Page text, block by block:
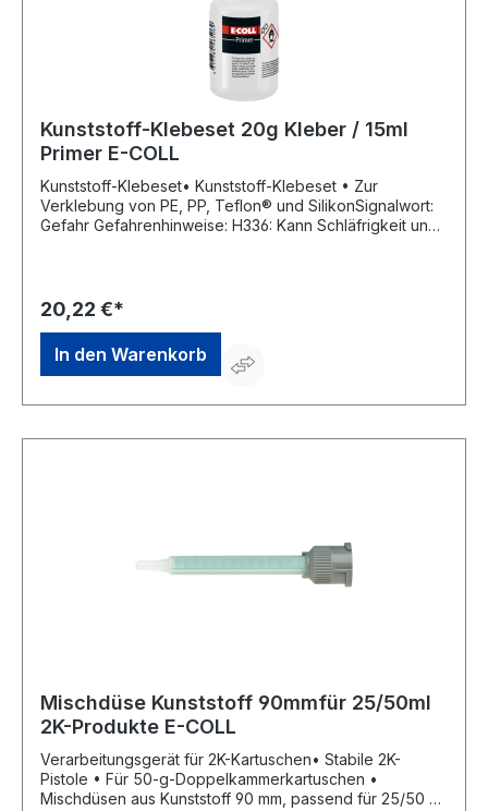
Deutscher Eisenhändler GmbH, EDE Platz 1, 42389
Wuppertal, DE, +4920260960, webkontakt@ede.de
Kunststoff-Klebeset 20g Kleber / 15ml
Primer E-COLL
Kunststoff-Klebeset• Kunststoff-Klebeset • Zur
Verklebung von PE, PP, Teflon® und SilikonSignalwort:
Gefahr Gefahrenhinweise: H336: Kann Schläfrigkeit und
und Dampf leicht entzündbar;H410: Sehr giftig für
Wasserorganismen mit langfristiger WirkungHersteller:
Einkaufsbüro Deutscher Eisenhändler GmbH, EDE Platz 1,
42389 Wuppertal, DE, +4920260960,
webkontakt@ede.de
20,22 €*
In den Warenkorb
Mischdüse Kunststoff 90mmfür 25/50ml
2K-Produkte E-COLL
Verarbeitungsgerät für 2K-Kartuschen• Stabile 2K-
Pistole • Für 50-g-Doppelkammerkartuschen •
Mischdüsen aus Kunststoff 90 mm, passend für 25/50 ml